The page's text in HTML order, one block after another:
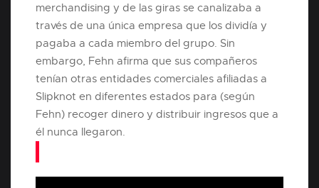
merchandising y de las giras se canalizaba a
través de una única empresa que los dividía y
pagaba a cada miembro del grupo. Sin
embargo, Fehn afirma que sus compañeros
tenían otras entidades comerciales afiliadas a
Slipknot en diferentes estados para (según
Fehn) recoger dinero y distribuir ingresos que a
él nunca llegaron.